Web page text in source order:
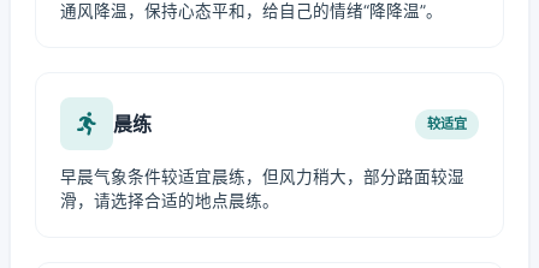
通风降温，保持心态平和，给自己的情绪“降降温”。
晨练 较适宜
早晨气象条件较适宜晨练，但风力稍大，部分路面较湿
滑，请选择合适的地点晨练。